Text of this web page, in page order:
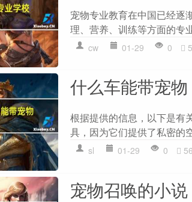
宠物专业教育在中国已经逐
理、营养、训练等方面的专
cw 01-29 0
什么车能带宠物
根据提供的信息，以下是有
具，因为它们提供了私密的
sl 01-29 0
宠物召唤的小说